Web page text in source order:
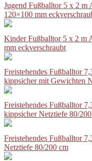
Jugend Fußballtor 5 x 2
120×100 mm
Kinder Fußballtor 5 x 2 m
mm eckverschraubt
Freistehendes Fußballtor
kippsicher mit Gewichten
Freistehendes Fußballtor
kippsicher Netztiefe 80/
Freistehendes Fußballtor
Netztiefe 80/200 cm